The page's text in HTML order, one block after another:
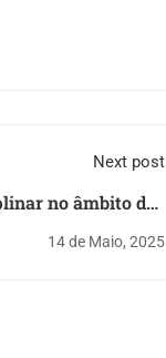
Next post
no âmbito das
Matemática e
14 de Maio, 2025